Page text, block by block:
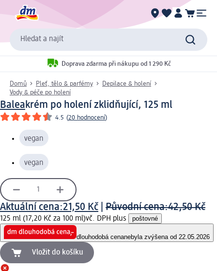
Hledat a najít
Doprava zdarma při nákupu od 1 290 Kč
Domů Pleť, tělo & parfémy
Depilace & holení
Vody & péče po holení
Baleakrém po holení zklidňující, 125 ml
4.5 (20 hodnocení)
vegan
vegan
Aktuální cena:21,50 Kč Původní cena:42,50 Kč
125 ml (17,20 Kč za 100 ml)vč. DPH plus poštovné
dlouhodobá cenanebyla zvýšena od 22.05.2026
Vložit do košíku